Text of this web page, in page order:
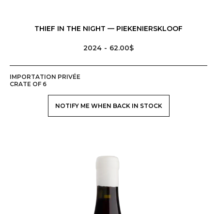
THIEF IN THE NIGHT — PIEKENIERSKLOOF
2024 62.00$
IMPORTATION PRIVÉE
CRATE OF 6
NOTIFY ME WHEN BACK IN STOCK